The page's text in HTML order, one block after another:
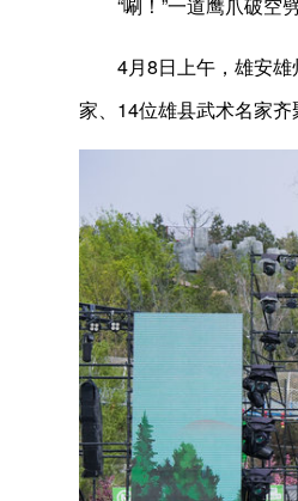
4月8日上午，雄安雄
家、14位雄县武术名家齐